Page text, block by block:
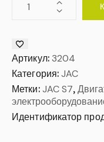
Артикул: 3204
Категория:JAC
Метки: JAC S7,
Идентификатор